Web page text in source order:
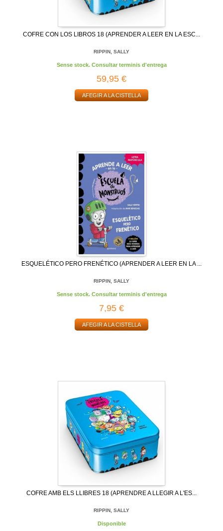
COFRE CON LOS LIBROS 18 (APRENDER A LEER EN LA ESC...
RIPPIN, SALLY
Sense stock. Consultar terminis d'entrega
59,95 €
AFEGIR A LA CISTELLA
ESQUELÉTICO PERO FRENÉTICO (APRENDER A LEER EN LA ...
RIPPIN, SALLY
Sense stock. Consultar terminis d'entrega
7,95 €
AFEGIR A LA CISTELLA
COFRE AMB ELS LLIBRES 18 (APRENDRE A LLEGIR A L'ES...
RIPPIN, SALLY
Disponible